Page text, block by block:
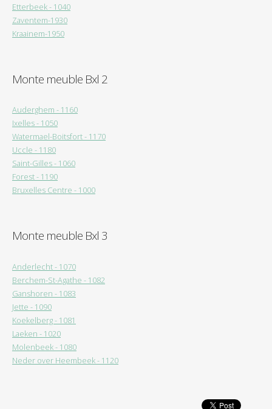
Etterbeek - 1040
Zaventem-1930
Kraainem-1950
Monte meuble Bxl 2
Auderghem - 1160
Ixelles - 1050
Watermael-Boitsfort - 1170
Uccle - 1180
Saint-Gilles - 1060
Forest - 1190
Bruxelles Centre - 1000
Monte meuble Bxl 3
Anderlecht - 1070
Berchem-St-Agathe - 1082
Ganshoren - 1083
Jette - 1090
Koekelberg - 1081
Laeken - 1020
Molenbeek - 1080
Neder over Heembeek - 1120